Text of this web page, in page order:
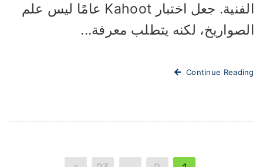
الفنية. جعل اختبار Kahoot عامًا ليس علم
لكنه يتطلب معرفة...
Continue